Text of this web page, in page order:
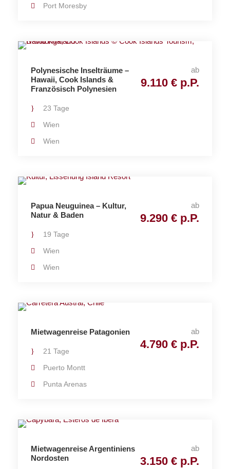
Port Moresby
Polynesische Inselträume –
Hawaii, Cook Islands &
Französisch Polynesien
ab
9.110 € p.P.
23 Tage
Wien
Wien
Papua Neuguinea – Kultur,
Natur & Baden
ab
9.290 € p.P.
19 Tage
Wien
Wien
Mietwagenreise Patagonien ab
4.790 € p.P.
21 Tage
Puerto Montt
Punta Arenas
Mietwagenreise Argentiniens
Nordosten
ab
3.150 € p.P.